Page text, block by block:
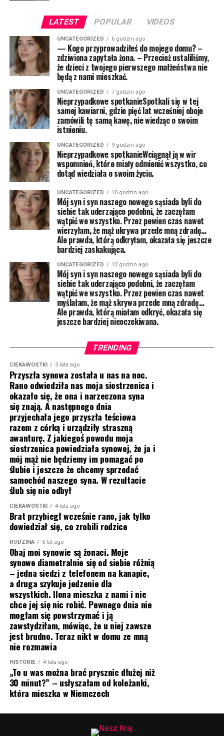
LATEST POPULAR VIDEOS
UNCATEGORIZED 6 godzin ago
— Kogo przyprowadziłeś do mojego domu? –
zdziwiona zapytała żona. – Przecież ustaliliśmy,
że dzieci z twojego pierwszego małżeństwa nie
będą z nami mieszkać.
UNCATEGORIZED 7 godzin ago
Nieprzypadkowe spotkanieSpotkali się w tej
samej kawiarni, gdzie pięć lat wcześniej oboje
zamówili tę samą kawę, nie wiedząc o swoim
istnieniu.
UNCATEGORIZED 9 godzin ago
Nieprzypadkowe spotkanieWciągnął ją w wir
wspomnień, które miały odmienić wszystko, co
dotąd wiedziała o swoim życiu.
UNCATEGORIZED 10 godzin ago
Mój syn i syn naszego nowego sąsiada byli do
siebie tak uderzająco podobni, że zaczęłam
wątpić we wszystko. Przez pewien czas nawet
wierzyłam, że mąż ukrywa przede mną zdradę…
Ale prawda, którą odkryłam, okazała się jeszcze
bardziej zaskakująca.
UNCATEGORIZED 12 godzin ago
Mój syn i syn naszego nowego sąsiada byli do
siebie tak uderzająco podobni, że zaczęłam
wątpić we wszystko. Przez pewien czas nawet
myślałam, że mąż skrywa przede mną zdradę…
Ale prawda, którą miałam odkryć, okazała się
jeszcze bardziej nieoczekiwana.
TRENDING
CIEKAWOSTKI 3 lata ago
Przyszła synowa została u nas na noc.
Rano odwiedziła nas moja siostrzenica i
okazało się, że ona i narzeczona syna
się znają. A następnego dnia
przyjechała jego przyszła teściowa
razem z córką i urządziły straszną
awanturę. Z jakiegoś powodu moja
siostrzenica powiedziała synowej, że ja i
mój mąż nie będziemy im pomagać po
ślubie i jeszcze że chcemy sprzedać
samochód naszego syna. W rezultacie
ślub się nie odbył
CIEKAWOSTKI 4 lata ago
Brat przybiegł wcześnie rano, jak tylko
dowiedział się, co zrobili rodzice
RODZINA 5 lat ago
Obaj moi synowie są żonaci. Moje
synowe diametralnie się od siebie różnią
– jedna siedzi z telefonem na kanapie,
a druga szykuje jedzenie dla
wszystkich. Ilona mieszka z nami i nie
chce jej się nic robić. Pewnego dnia nie
mogłam się powstrzymać i ją
zawstydziłam, mówiąc, że u niej zawsze
jest brudno. Teraz nikt w domu ze mną
nie rozmawia
HISTORIE 4 lata ago
„To u was można brać prysznic dłużej niż
30 minut?” – usłyszałam od koleżanki,
która mieszka w Niemczech